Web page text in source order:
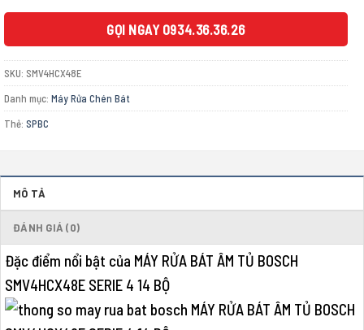
GỌI NGAY 0934.36.36.26
SKU: SMV4HCX48E
Danh mục: Máy Rửa Chén Bát
Thẻ: SPBC
MÔ TẢ
ĐÁNH GIÁ (0)
Đặc điểm nổi bật của MÁY RỬA BÁT ÂM TỦ BOSCH
SMV4HCX48E SERIE 4 14 BỘ